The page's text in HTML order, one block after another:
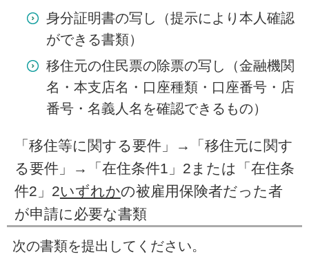
身分証明書の写し（提示により本人確認
ができる書類）
移住元の住民票の除票の写し（金融機関
名・本支店名・口座種類・口座番号・店
番号・名義人名を確認できるもの）
「移住等に関する要件」→「移住元に関す
る要件」→「在住条件1」2または「在住条
件2」2いずれかの被雇用保険者だった者
が申請に必要な書類
次の書類を提出してください。